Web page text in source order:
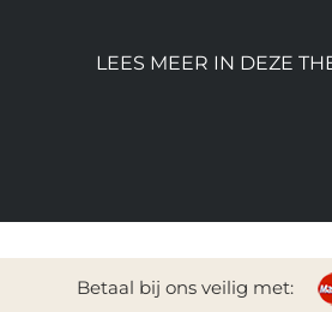
LEES MEER IN DEZE
Betaal bij ons veilig met: